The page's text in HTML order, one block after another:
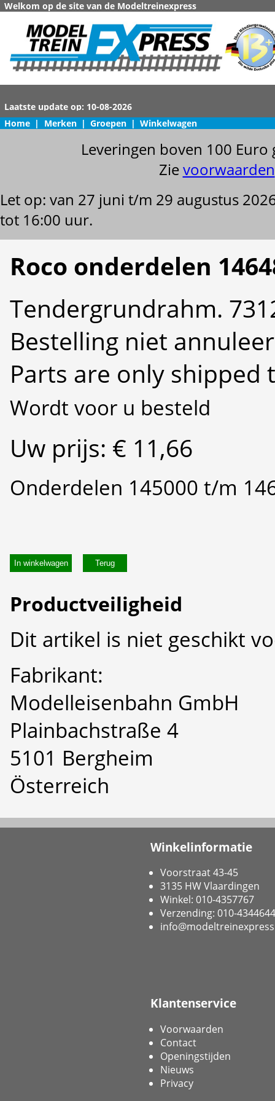
Welkom op de site van de Modeltreinexpress
Home | Merken | Groepen | Winkelwagen
Leveringen boven 100
Zievoorwaarden
Let op: van 27 juni t/m 29 augustus
tot 16:00 uur.
Roco onderdelen
Tendergrundrahm.
Bestelling niet
Parts are only shipped
Wordt voor u besteld
Uw prijs: € 11,66
Onderdelen 145000 t/m
In winkelwagen
Productveiligheid
Dit artikel is niet geschikt
Fabrikant:
Modelleisenbahn GmbH
Plainbachstraße 4
5101 Bergheim
Österreich
Winkelinformatie
Voorstraat 43-45
3135 HW Vlaardingen
Winkel: 010-4357767
Verzending: 010-4344644
Klantenservice
Voorwaarden
Contact
Openingstijden
Nieuws
Privacy